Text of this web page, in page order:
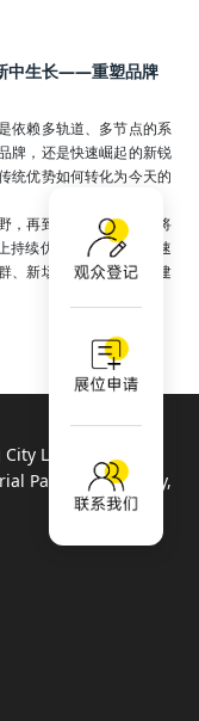
中生长——重塑品牌
依赖多轨道、多节点的系
牌，还是快速崛起的新锐
统优势如何转化为今天的
，再到敏捷创新，我们将
持续优化，在创新上快速
、新场景和新渠道中构建
Life Plaza, 788
Park, Suzhou City,